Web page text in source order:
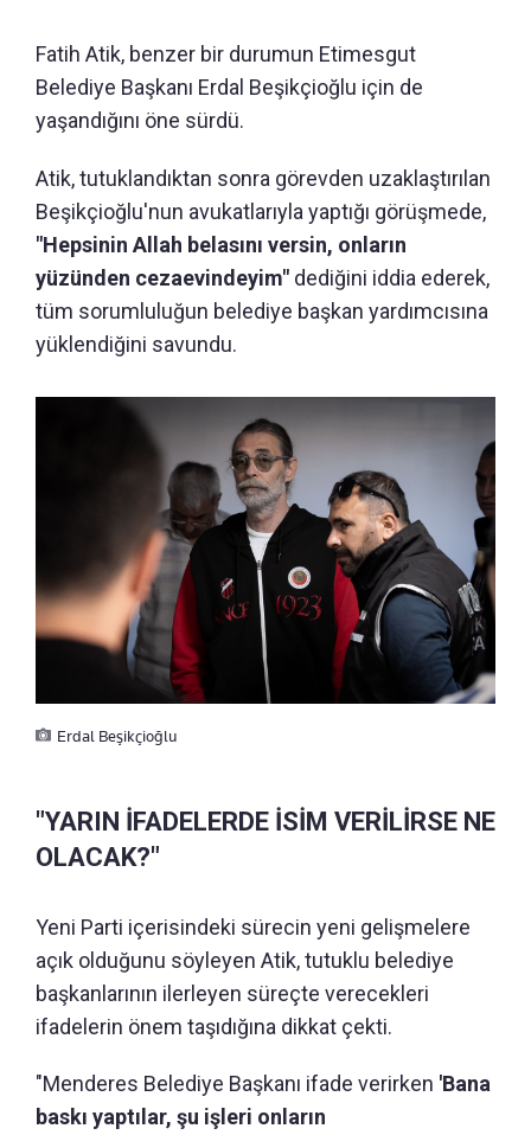
Fatih Atik, benzer bir durumun Etimesgut
Belediye Başkanı Erdal Beşikçioğlu için de
yaşandığını öne sürdü.
Atik, tutuklandıktan sonra görevden uzaklaştırılan
Beşikçioğlu'nun avukatlarıyla yaptığı görüşmede,
"Hepsinin Allah belasını versin, onların
yüzünden cezaevindeyim" dediğini iddia ederek,
tüm sorumluluğun belediye başkan yardımcısına
yüklendiğini savundu.
Erdal Beşikçioğlu
"YARIN İFADELERDE İSİM VERİLİRSE NE
OLACAK?"
Yeni Parti içerisindeki sürecin yeni gelişmelere
açık olduğunu söyleyen Atik, tutuklu belediye
başkanlarının ilerleyen süreçte verecekleri
ifadelerin önem taşıdığına dikkat çekti.
"Menderes Belediye Başkanı ifade verirken 'Bana
baskı yaptılar, şu işleri onların